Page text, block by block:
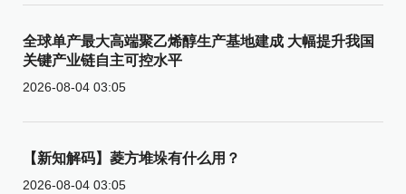
全球单产最大高端聚乙烯醇生产基地建成 大幅提升我国
关键产业链自主可控水平
2026-08-04 03:05
【新知解码】菱方堆垛有什么用？
2026-08-04 03:05